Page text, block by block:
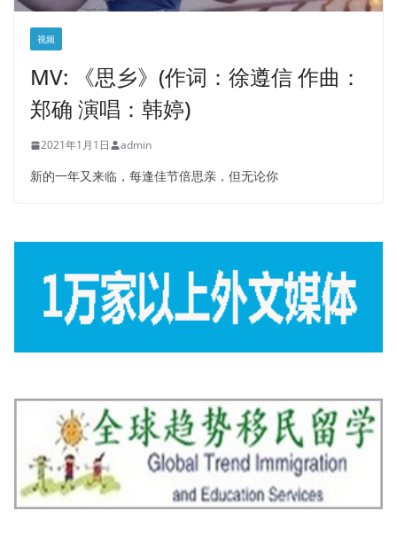
视频
MV: 《思乡》(作词：徐遵信 作曲：
郑确 演唱：韩婷)
2021年1月1日 admin
新的一年又来临，每逢佳节倍思亲，但无论你